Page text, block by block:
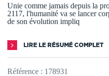
Unie comme jamais depuis la
2117, l'humanité va se lancer
de son évolution impliq
LIRE LE RÉSUMÉ COMPLET
Référence : 178931